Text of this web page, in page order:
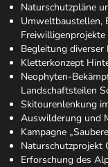
Naturschutzpläne
Umweltbaustellen,
Freiwilligenprojekte
Begleitung
Kletterkonzept
Neophyten-
Landschaftsteilen
Skitourenlenkung
Auswilderung und
Kampagne
Naturschutzprojekt
Erforschung des